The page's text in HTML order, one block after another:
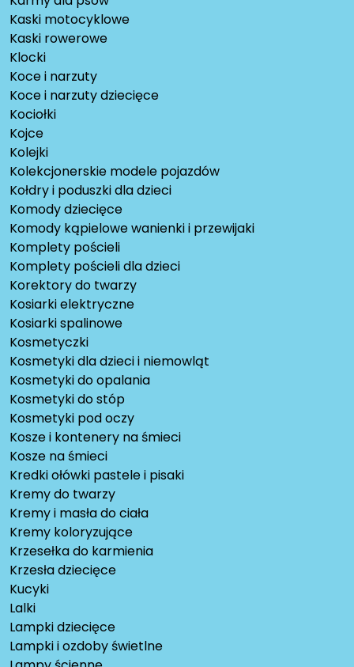
Kaski motocyklowe
Kaski rowerowe
Klocki
Koce i narzuty
Koce i narzuty dziecięce
Kociołki
Kojce
Kolejki
Kolekcjonerskie modele pojazdów
Kołdry i poduszki dla dzieci
Komody dziecięce
Komody kąpielowe wanienki i przewijaki
Komplety pościeli
Komplety pościeli dla dzieci
Korektory do twarzy
Kosiarki elektryczne
Kosiarki spalinowe
Kosmetyczki
Kosmetyki dla dzieci i niemowląt
Kosmetyki do opalania
Kosmetyki do stóp
Kosmetyki pod oczy
Kosze i kontenery na śmieci
Kosze na śmieci
Kredki ołówki pastele i pisaki
Kremy do twarzy
Kremy i masła do ciała
Kremy koloryzujące
Krzesełka do karmienia
Krzesła dziecięce
Kucyki
Lalki
Lampki dziecięce
Lampki i ozdoby świetlne